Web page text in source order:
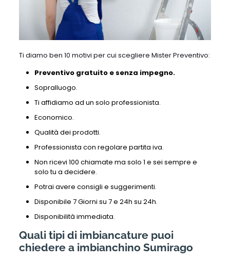
Ti diamo ben 10 motivi per cui scegliere Mister Preventivo:
Preventivo gratuito e senza impegno.
Sopralluogo.
Ti affidiamo ad un solo professionista.
Economico.
Qualità dei prodotti.
Professionista con regolare partita iva.
Non ricevi 100 chiamate ma solo 1 e sei sempre e
solo tu a decidere.
Potrai avere consigli e suggerimenti.
Disponibile 7 Giorni su 7 e 24h su 24h.
Disponibilità immediata.
Quali tipi di imbiancature puoi
chiedere a imbianchino Sumirago